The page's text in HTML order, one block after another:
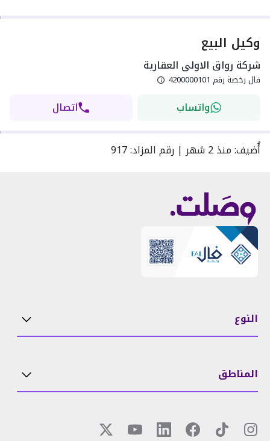
وكيل البيع
شركة رواق الاولى العقارية
فال رخصة رقم 4200000101
واتساب اتصال
أُضيف:منذ2 شهر | رقم المزاد:
917
النوع
المناطق